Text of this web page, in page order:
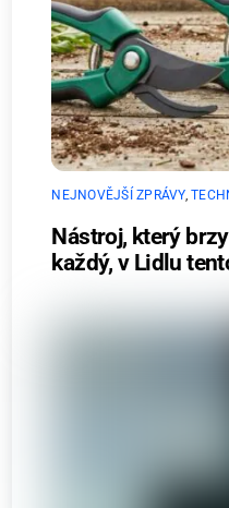
NEJNOVĚJŠÍ ZPRÁVY,
Nástroj, který
každý, v Lidlu